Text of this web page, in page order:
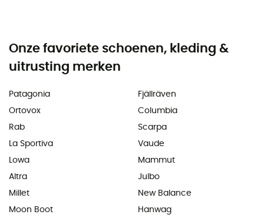
Onze favoriete schoenen, kleding &
uitrusting merken
Patagonia
Ortovox
Rab
La Sportiva
Lowa
Altra
Millet
Moon Boot
Fjällräven
Columbia
Scarpa
Vaude
Mammut
Julbo
New Balance
Hanwag